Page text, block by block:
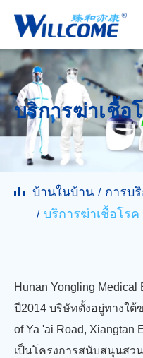
บริการฆ่าเชื้อ
บ้านในบ้าน
การบ
บริการฆ่าเชื้อโรค
Hunan Yongling
ปี2014 บริษัทตั้งอยู่ทางใต้
of Ya 'ai Road, Xiangtan
เป็นโครงการสนับสนุนส